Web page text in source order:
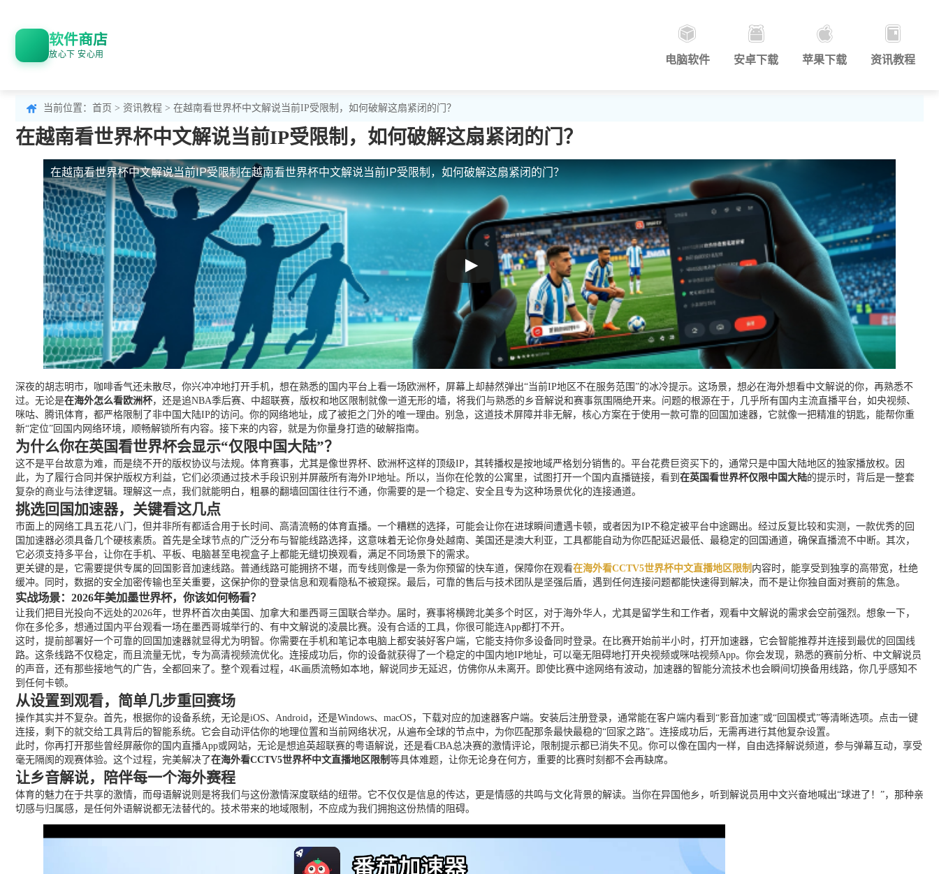
软件商店
放心下 安心用 电脑软件 安卓下载 苹果下载 资讯教程
当前位置： 首页 > 资讯教程 > 在越南看世界杯中文解说当前IP受限制，如何破解这扇紧闭的门？
在越南看世界杯中文解说当前IP受限制，如何破解这扇紧闭的门？
在越南看世界杯中文解说当前IP受限制在越南看世界杯中文解说当前IP受限制，如何破解这扇紧闭的门？
深夜的胡志明市，咖啡香气还未散尽，你兴冲冲地打开手机，想在熟悉的国内平台上看一场欧洲杯，屏幕上却赫然弹出“当前IP地区不在服务范围”的冰冷提示。这场景，想必在海外想看中文解说的你，再熟悉不
过。无论是在海外怎么看欧洲杯，还是追NBA季后赛、中超联赛，版权和地区限制就像一道无形的墙，将我们与熟悉的乡音解说和赛事氛围隔绝开来。问题的根源在于，几乎所有国内主流直播平台，如央视频、
咪咕、腾讯体育，都严格限制了非中国大陆IP的访问。你的网络地址，成了被拒之门外的唯一理由。别急，这道技术屏障并非无解，核心方案在于使用一款可靠的回国加速器，它就像一把精准的钥匙，能帮你重
新“定位”回国内网络环境，顺畅解锁所有内容。接下来的内容，就是为你量身打造的破解指南。
为什么你在英国看世界杯会显示“仅限中国大陆”？
这不是平台故意为难，而是绕不开的版权协议与法规。体育赛事，尤其是像世界杯、欧洲杯这样的顶级IP，其转播权是按地域严格划分销售的。平台花费巨资买下的，通常只是中国大陆地区的独家播放权。因
此，为了履行合同并保护版权方利益，它们必须通过技术手段识别并屏蔽所有海外IP地址。所以，当你在伦敦的公寓里，试图打开一个国内直播链接，看到 在英国看世界杯仅限中国大陆的提示时，背后是一整套
复杂的商业与法律逻辑。理解这一点，我们就能明白，粗暴的翻墙回国往往行不通，你需要的是一个稳定、安全且专为这种场景优化的连接通道。
挑选回国加速器，关键看这几点
市面上的网络工具五花八门，但并非所有都适合用于长时间、高清流畅的体育直播。一个糟糕的选择，可能会让你在进球瞬间遭遇卡顿，或者因为IP不稳定被平台中途踢出。经过反复比较和实测，一款优秀的回
国加速器必须具备几个硬核素质。首先是全球节点的广泛分布与智能线路选择，这意味着无论你身处越南、美国还是澳大利亚，工具都能自动为你匹配延迟最低、最稳定的回国通道，确保直播流不中断。其次，
它必须支持多平台，让你在手机、平板、电脑甚至电视盒子上都能无缝切换观看，满足不同场景下的需求。
更关键的是，它需要提供专属的回国影音加速线路。普通线路可能拥挤不堪，而专线则像是一条为你预留的快车道，保障你在观看在海外看CCTV5世界杯中文直播地区限制 内容时，能享受到独享的高带宽，杜绝
缓冲。同时，数据的安全加密传输也至关重要，这保护你的登录信息和观看隐私不被窥探。最后，可靠的售后与技术团队是坚强后盾，遇到任何连接问题都能快速得到解决，而不是让你独自面对赛前的焦急。
实战场景：2026年美加墨世界杯，你该如何畅看？
让我们把目光投向不远处的2026年，世界杯首次由美国、加拿大和墨西哥三国联合举办。届时，赛事将横跨北美多个时区，对于海外华人，尤其是留学生和工作者，观看中文解说的需求会空前强烈。想象一下，
你在多伦多，想通过国内平台观看一场在墨西哥城举行的、有中文解说的凌晨比赛。没有合适的工具，你很可能连App都打不开。
这时，提前部署好一个可靠的回国加速器就显得尤为明智。你需要在手机和笔记本电脑上都安装好客户端，它能支持你多设备同时登录。在比赛开始前半小时，打开加速器，它会智能推荐并连接到最优的回国线
路。这条线路不仅稳定，而且流量无忧，专为高清视频流优化。连接成功后，你的设备就获得了一个稳定的中国内地IP地址，可以毫无阻碍地打开央视频或咪咕视频App。你会发现，熟悉的赛前分析、中文解说员
的声音，还有那些接地气的广告，全都回来了。整个观看过程，4K画质流畅如本地，解说同步无延迟，仿佛你从未离开。即使比赛中途网络有波动，加速器的智能分流技术也会瞬间切换备用线路，你几乎感知不
到任何卡顿。
从设置到观看，简单几步重回赛场
操作其实并不复杂。首先，根据你的设备系统，无论是iOS、Android，还是Windows、macOS，下载对应的加速器客户端。安装后注册登录，通常能在客户端内看到“影音加速”或“回国模式”等清晰选项。点击一键
连接，剩下的就交给工具背后的智能系统。它会自动评估你的地理位置和当前网络状况，从遍布全球的节点中，为你匹配那条最快最稳的“回家之路”。连接成功后，无需再进行其他复杂设置。
此时，你再打开那些曾经屏蔽你的国内直播App或网站，无论是想追英超联赛的粤语解说，还是看CBA总决赛的激情评论，限制提示都已消失不见。你可以像在国内一样，自由选择解说频道，参与弹幕互动，享受
毫无隔阂的观赛体验。这个过程，完美解决了在海外看CCTV5世界杯中文直播地区限制 等具体难题，让你无论身在何方，重要的比赛时刻都不会再缺席。
让乡音解说，陪伴每一个海外赛程
体育的魅力在于共享的激情，而母语解说则是将我们与这份激情深度联结的纽带。它不仅仅是信息的传达，更是情感的共鸣与文化背景的解读。当你在异国他乡，听到解说员用中文兴奋地喊出“球进了！”，那种亲
切感与归属感，是任何外语解说都无法替代的。技术带来的地域限制，不应成为我们拥抱这份热情的阻碍。